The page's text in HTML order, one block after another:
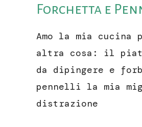
Forchetta e
Amo la mia cucina
altra cosa: il
da dipingere e
pennelli la mia
distrazione